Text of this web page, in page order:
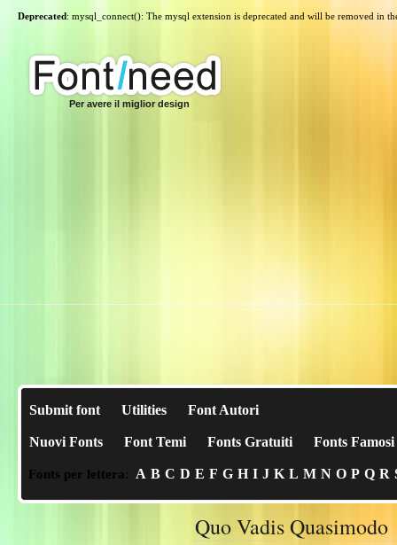
Deprecated: mysql_connect(): The mysql extension is deprecated and will be removed in
Per avere il miglior design
Submit font Utilities Font Autori
Nuovi Fonts Font Temi Fonts Gratuiti Fonts Famosi
Fonts per lettera: A B C D E F G H I J K L M N O P Q R
Quo Vadis Quasimodo